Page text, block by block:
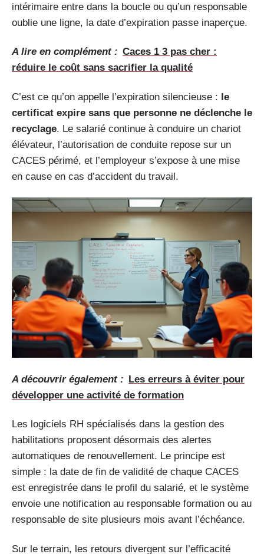
intérimaire entre dans la boucle ou qu’un responsable
oublie une ligne, la date d’expiration passe inaperçue.
A lire en complément : Caces 1 3 pas cher :
réduire le coût sans sacrifier la qualité
C’est ce qu’on appelle l’expiration silencieuse : le
certificat expire sans que personne ne déclenche le
recyclage. Le salarié continue à conduire un chariot
élévateur, l’autorisation de conduite repose sur un
CACES périmé, et l’employeur s’expose à une mise
en cause en cas d’accident du travail.
A découvrir également : Les erreurs à éviter pour
développer une activité de formation
Les logiciels RH spécialisés dans la gestion des
habilitations proposent désormais des alertes
automatiques de renouvellement. Le principe est
simple : la date de fin de validité de chaque CACES
est enregistrée dans le profil du salarié, et le système
envoie une notification au responsable formation ou au
responsable de site plusieurs mois avant l’échéance.
Sur le terrain, les retours divergent sur l’efficacité